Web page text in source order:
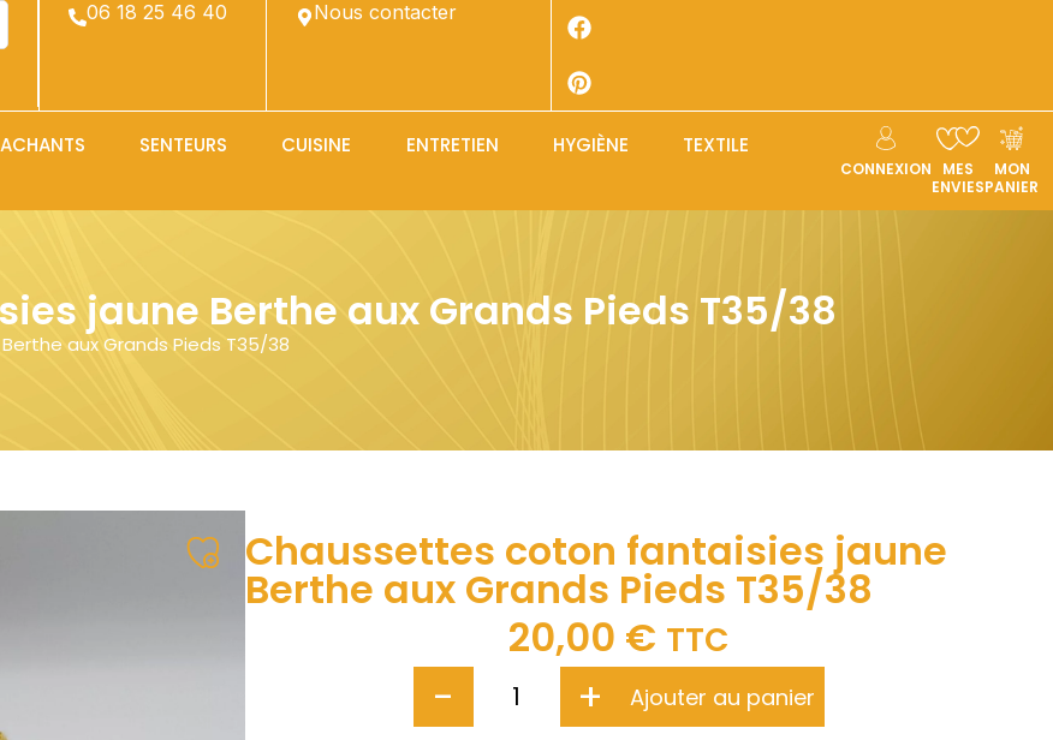
Rechercher
06 18 25 46 40 Nous contacter
SENTEURS CUISINE ENTRETIEN HYGIÈNE TEXTILE
CONNEXION
MES
ENVIES
MON
PANIER
jaune Berthe aux Grands Pieds T35/38
aux Grands Pieds T35/38
Chaussettes coton fantaisies jaune
Berthe aux Grands Pieds T35/38
20,00 € TTC
- + Ajouter au panier